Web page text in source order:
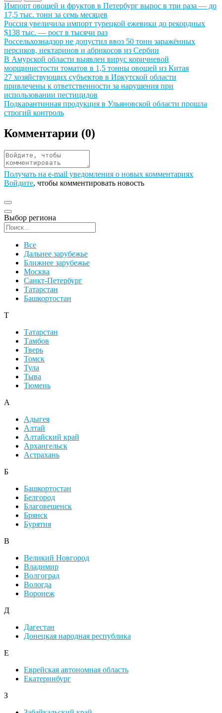
Иллюстрация новости
Импорт овощей и фруктов в Петербург вырос в три раза — до
17,5 тыс. тонн за семь месяцев
Иллюстрация новости
Россия увеличила импорт турецкой ежевики до рекордных
$138 тыс. — рост в тысячи раз
Иллюстрация новости
Россельхознадзор не допустил ввоз 50 тонн заражённых
персиков, нектаринов и абрикосов из Сербии
Иллюстрация новости
В Амурской области выявлен вирус коричневой
морщинистости томатов в 1,5 тонны овощей из Китая
Иллюстрация новости
27 хозяйствующих субъектов в Иркутской области
привлечены к ответственности за нарушения при
использовании пестицидов
Иллюстрация новости
Подкарантинная продукция в Ульяновской области прошла
строгий контроль
Комментарии (0)
Получать на e‑mail уведомления о новых комментариях
Войдите, чтобы комментировать новость
Выбор региона
Все
Дальнее зарубежье
Ближнее зарубежье
Москва
Санкт-Петербург
Татарстан
Башкортостан
Т
Татарстан
Тамбов
Тверь
Томск
Тула
Тыва
Тюмень
А
Адыгея
Алтай
Алтайский край
Архангельск
Астрахань
Б
Башкортостан
Белгород
Благовещенск
Брянск
Бурятия
В
Великий Новгород
Владимир
Волгоград
Вологда
Воронеж
Д
Дагестан
Донецкая народная республика
Е
Еврейская автономная область
Екатеринбург
З